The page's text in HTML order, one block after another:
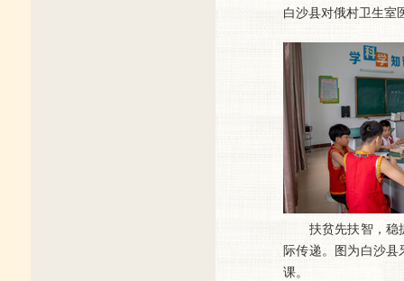
白沙县对俄村卫生室
扶贫先扶智，稳
际传递。图为白沙
课。